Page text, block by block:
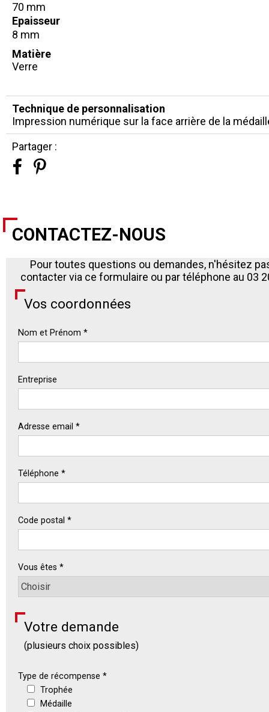
70 mm
Epaisseur
8 mm
Matière
Verre
Technique de personnalisation
Impression numérique sur la face arrière de la
Partager :
CONTACTEZ-NOUS
Pour toutes questions ou demandes, n'hésitez
contacter via ce formulaire ou par téléphone au 03
Vos coordonnées
Nom et Prénom *
Entreprise
Adresse email *
Téléphone *
Code postal *
Vous êtes *
Votre demande
(plusieurs choix possibles)
Type de récompense *
Trophée
Médaille